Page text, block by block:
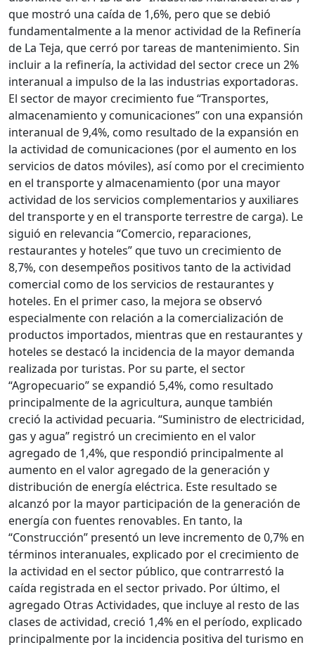
que mostró una caída de 1,6%, pero que se debió
fundamentalmente a la menor actividad de la Refinería
de La Teja, que cerró por tareas de mantenimiento. Sin
incluir a la refinería, la actividad del sector crece un 2%
interanual a impulso de la las industrias exportadoras.
El sector de mayor crecimiento fue “Transportes,
almacenamiento y comunicaciones” con una expansión
interanual de 9,4%, como resultado de la expansión en
la actividad de comunicaciones (por el aumento en los
servicios de datos móviles), así como por el crecimiento
en el transporte y almacenamiento (por una mayor
actividad de los servicios complementarios y auxiliares
del transporte y en el transporte terrestre de carga). Le
siguió en relevancia “Comercio, reparaciones,
restaurantes y hoteles” que tuvo un crecimiento de
8,7%, con desempeños positivos tanto de la actividad
comercial como de los servicios de restaurantes y
hoteles. En el primer caso, la mejora se observó
especialmente con relación a la comercialización de
productos importados, mientras que en restaurantes y
hoteles se destacó la incidencia de la mayor demanda
realizada por turistas. Por su parte, el sector
“Agropecuario” se expandió 5,4%, como resultado
principalmente de la agricultura, aunque también
creció la actividad pecuaria. “Suministro de electricidad,
gas y agua” registró un crecimiento en el valor
agregado de 1,4%, que respondió principalmente al
aumento en el valor agregado de la generación y
distribución de energía eléctrica. Este resultado se
alcanzó por la mayor participación de la generación de
energía con fuentes renovables. En tanto, la
“Construcción” presentó un leve incremento de 0,7% en
términos interanuales, explicado por el crecimiento de
la actividad en el sector público, que contrarrestó la
caída registrada en el sector privado. Por último, el
agregado Otras Actividades, que incluye al resto de las
clases de actividad, creció 1,4% en el período, explicado
principalmente por la incidencia positiva del turismo en